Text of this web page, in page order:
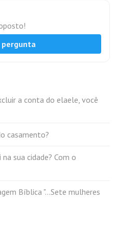
a conta do elaele, você
casamento?
sua cidade? Com o
Bíblica "...Sete mulheres